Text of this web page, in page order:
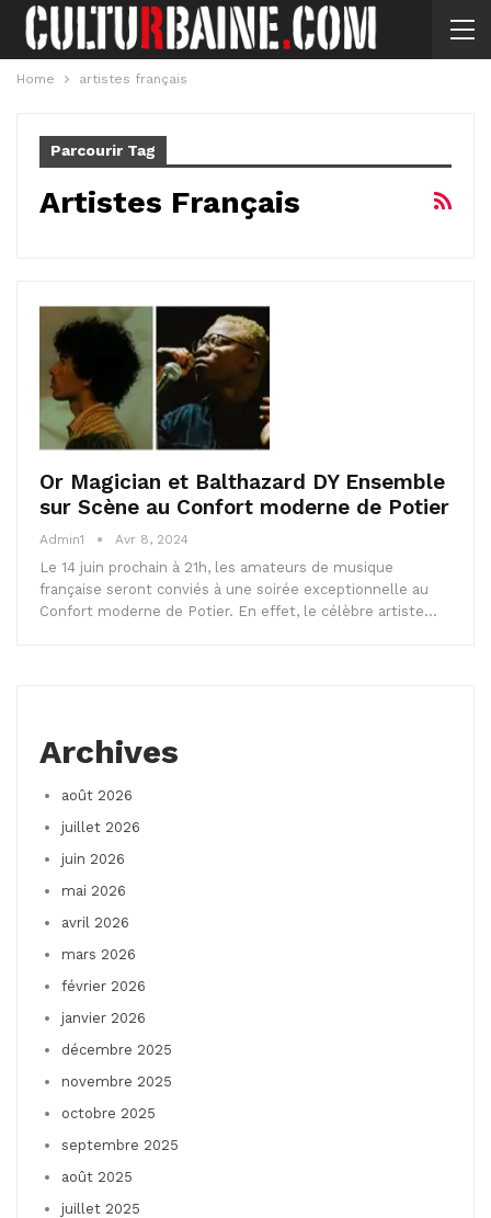
Home artistes français
Parcourir Tag
Artistes Français
Or Magician et Balthazard DY Ensemble
sur Scène au Confort moderne de Potier
Admin1 Avr 8, 2024
Le 14 juin prochain à 21h, les amateurs de musique
française seront conviés à une soirée exceptionnelle au
Confort moderne de Potier. En effet, le célèbre artiste…
Archives
août 2026
juillet 2026
juin 2026
mai 2026
avril 2026
mars 2026
février 2026
janvier 2026
décembre 2025
novembre 2025
octobre 2025
septembre 2025
août 2025
juillet 2025